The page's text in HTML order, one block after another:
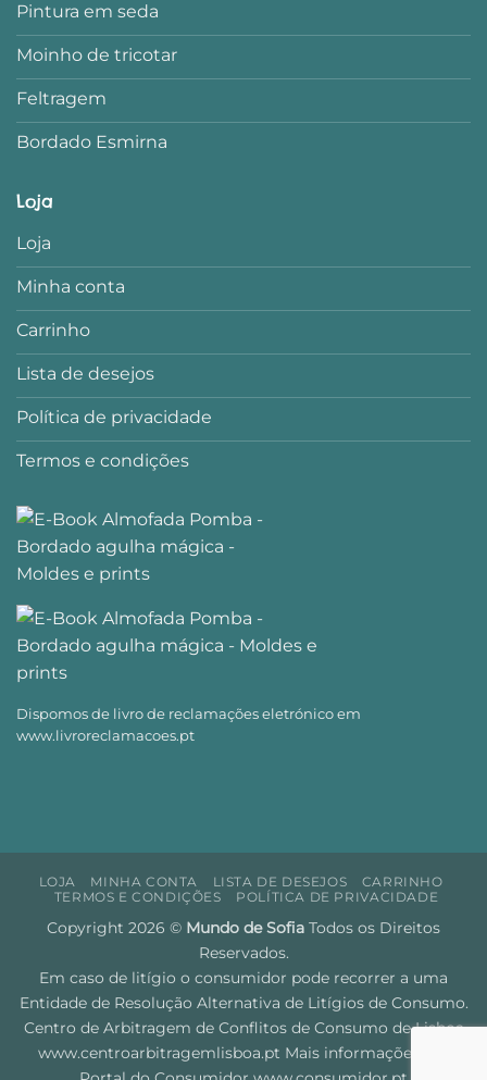
Pintura em seda
Moinho de tricotar
Feltragem
Bordado Esmirna
Loja
Loja
Minha conta
Carrinho
Lista de desejos
Política de privacidade
Termos e condições
Dispomos de livro de reclamações eletrónico em
www.livroreclamacoes.pt
LOJA MINHA CONTA LISTA DE DESEJOS
CARRINHO
TERMOS E CONDIÇÕES
POLÍTICA DE PRIVACIDADE
Copyright 2026 © Mundo de Sofia Todos os Direitos
Reservados.
Em caso de litígio o consumidor pode recorrer a uma
Entidade de Resolução Alternativa de Litígios de Consumo.
Centro de Arbitragem de Conflitos de Consumo de Lisboa
www.centroarbitragemlisboa.pt Mais informações em